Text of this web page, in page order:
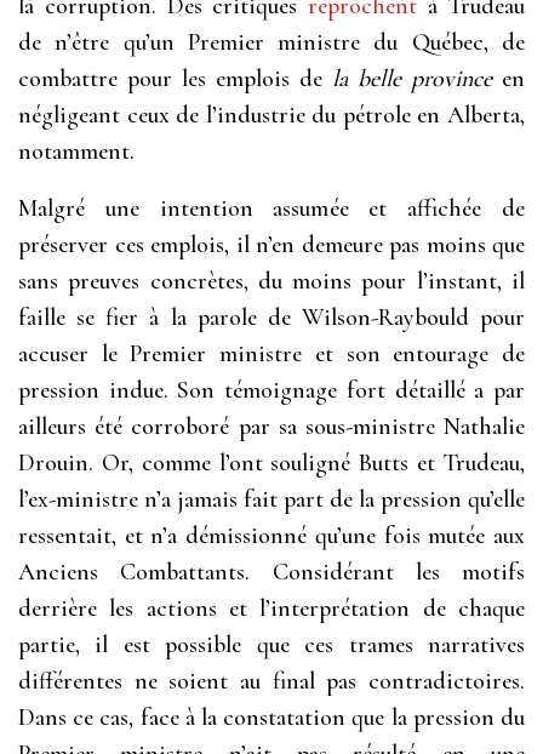
la corruption. Des critiquesreprochent à Trudeau
de n’être qu’un Premier ministre du Québec, de
combattre pour les emplois de la belle provinceen
négligeant ceux de l’industrie du pétrole en Alberta,
notamment.
Malgré une intention assumée et affichée de
préserver ces emplois, il n’en demeure pas moins que
sans preuves concrètes, du moins pour l’instant, il
faille se fier à la parole de Wilson-Raybould pour
accuser le Premier ministre et son entourage de
pression indue. Son témoignage fort détaillé a par
ailleurs été corroboré par sa sous-ministre Nathalie
Drouin. Or, comme l’ont souligné Butts et Trudeau,
l’ex-ministre n’a jamais fait part de la pression qu’elle
ressentait, et n’a démissionné qu’une fois mutée aux
Anciens Combattants. Considérant les motifs
derrière les actions et l’interprétation de chaque
partie, il est possible que ces trames narratives
différentes ne soient au final pas contradictoires.
Dans ce cas, face à la constatation que la pression du